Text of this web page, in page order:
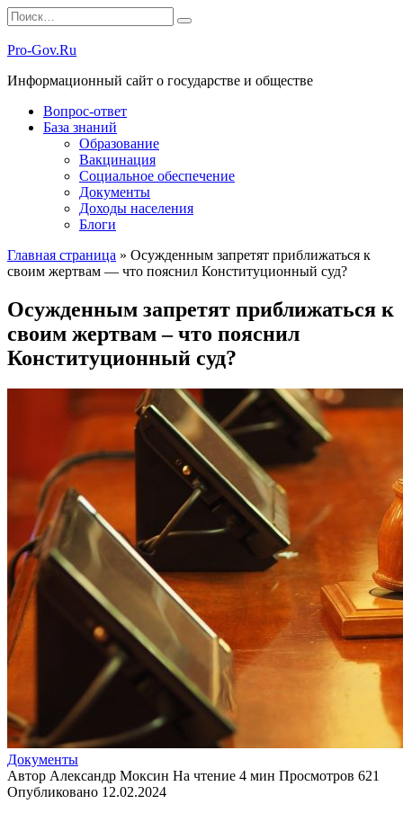
Перейти
к
содержанию
Search
for:
Pro-Gov.Ru
Информационный сайт о государстве и обществе
Вопрос-ответ
База знаний
Образование
Вакцинация
Социальное обеспечение
Документы
Доходы населения
Блоги
Главная страница » Осужденным запретят приближаться к
своим жертвам — что пояснил Конституционный суд?
Осужденным запретят приближаться к
своим жертвам – что пояснил
Конституционный суд?
Документы
Автор Александр Моксин На чтение 4 мин Просмотров 621
Опубликовано 12.02.2024